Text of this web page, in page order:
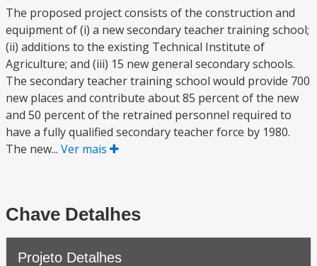
The proposed project consists of the construction and
equipment of (i) a new secondary teacher training school;
(ii) additions to the existing Technical Institute of
Agriculture; and (iii) 15 new general secondary schools.
The secondary teacher training school would provide 700
new places and contribute about 85 percent of the new
and 50 percent of the retrained personnel required to
have a fully qualified secondary teacher force by 1980.
The new... Ver mais
Chave Detalhes
Projeto Detalhes